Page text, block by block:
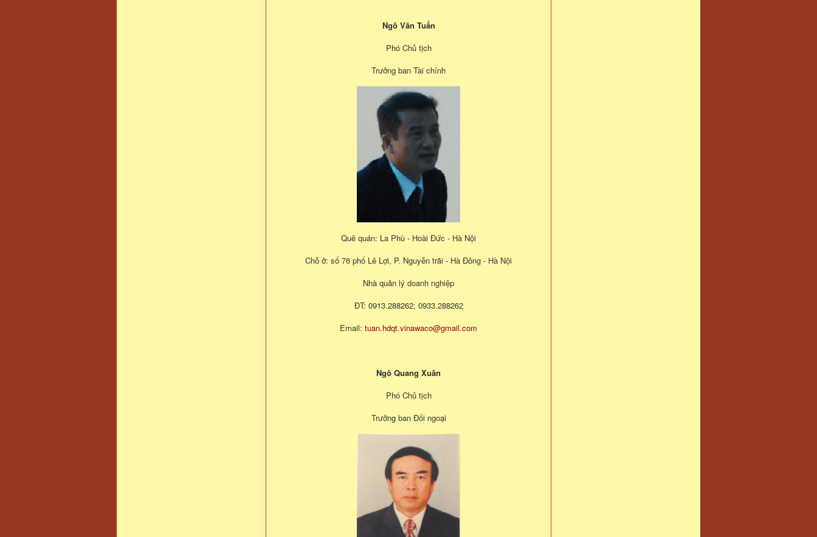
Ngô Văn Tuấn
Phó Chủ tịch
Trưởng ban Tài chính
Quê quán: La Phù - Hoài Đức - Hà Nội
Chỗ ở: số 76 phố Lê Lợi, P. Nguyễn trãi - Hà Đông - Hà Nội
Nhà quản lý doanh nghiệp
ĐT: 0913.288262; 0933.288262
Email: tuan.hdqt.vinawaco@gmail.com
Ngô Quang Xuân
Phó Chủ tịch
Trưởng ban Đối ngoại